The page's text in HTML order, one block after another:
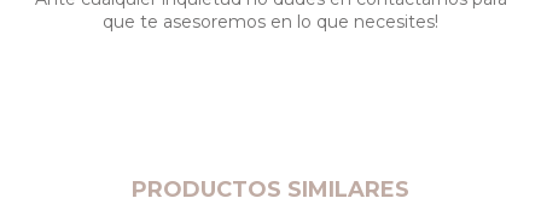
que te asesoremos en lo que necesites!
PRODUCTOS SIMILARES